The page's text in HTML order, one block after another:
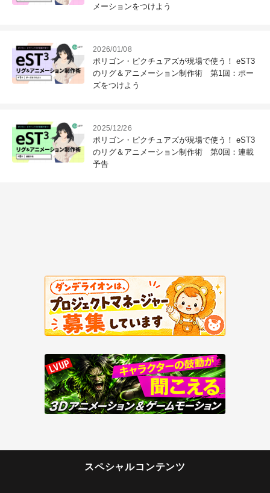
メーションをつけよう
2026/01/08
ポリゴン・ピクチュアズが現場で使う！ eST3
のリグ＆アニメーション制作術 第1回：ポー
ズをつけよう
2025/12/26
ポリゴン・ピクチュアズが現場で使う！ eST3
のリグ＆アニメーション制作術 第0回：連載
予告
スペシャルコンテンツ